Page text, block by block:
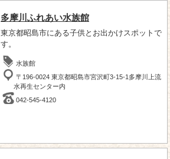
多摩川ふれあい水族館
東京都昭島市にある子供とお出かけスポットで
す。
水族館
〒196-0024 東京都昭島市宮沢町3-15-1多摩川上流
水再生センター内
042-545-4120